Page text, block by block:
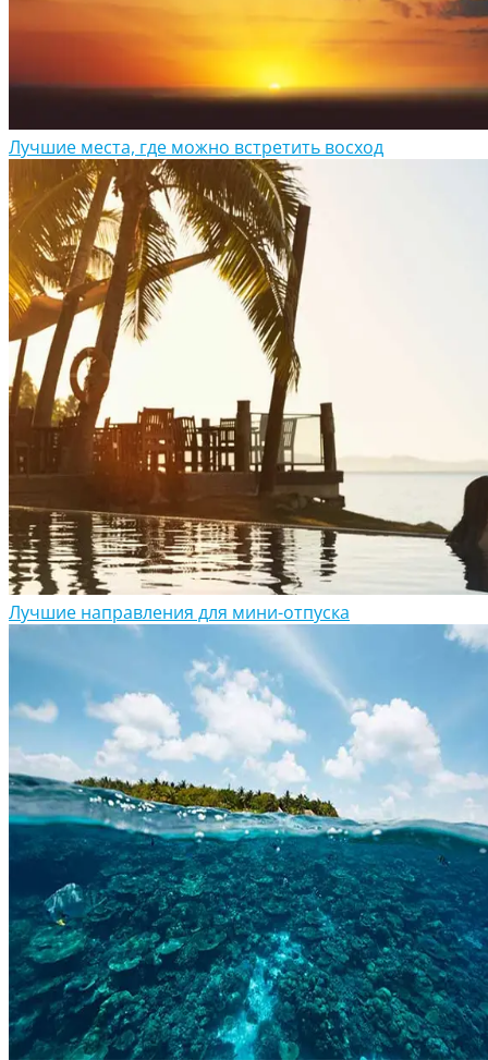
Лучшие места, где можно встретить восход
Лучшие направления для мини-отпуска